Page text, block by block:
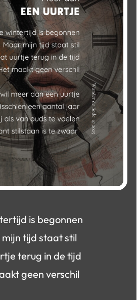
is begonnen
tijd staat stil
terug in de tijd
geen verschil